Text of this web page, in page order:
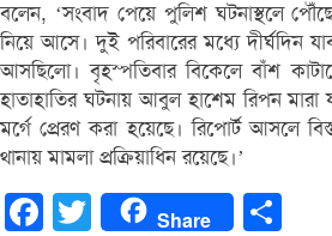
বলেন, ‘সংবাদ পেয়ে পুলিশ ঘটনাস্থলে
নিয়ে আসে। দুই পরিবারের মধ্যে দীর্ঘদিন
আসছিলো। বৃহস্পতিবার বিকেলে বাঁশ
হাতাহাতির ঘটনায় আবুল হাশেম রিপন মারা
মর্গে প্রেরণ করা হয়েছে। রিপোর্ট আসলে
থানায় মামলা প্রক্রিয়াধিন রয়েছে।’
FacebookTwitter Share